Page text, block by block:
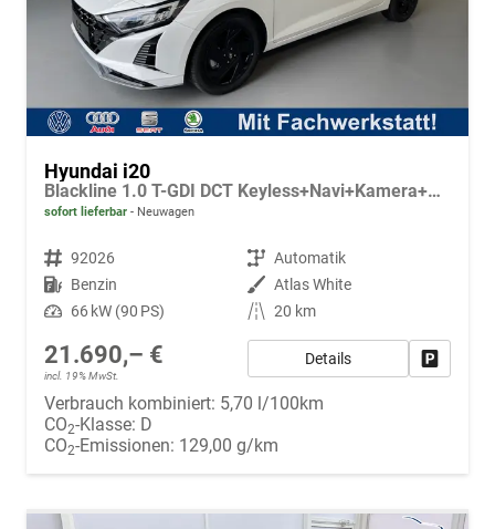
Hyundai i20
Blackline 1.0 T-GDI DCT Keyless+Navi+Kamera+Sitzheiz+Alu16+Klimaautomatik
sofort lieferbar Neuwagen
Fahrzeugnr. 92026 Getriebe Automatik
Kraftstoff Benzin Außenfarbe Atlas White
Leistung 66 kW (90 PS) Kilometerstand 20 km
21.690,– €
incl. 19% MwSt.
Details
Verbrauch kombiniert: 5,70 l/100km
CO2-Klasse: D
CO2-Emissionen: 129,00 g/km